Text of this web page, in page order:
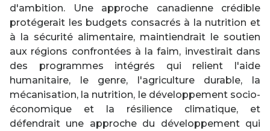
d'ambition. Une approche canadienne crédible
protégerait les budgets consacrés à la nutrition et
à la sécurité alimentaire, maintiendrait le soutien
aux régions confrontées à la faim, investirait dans
des programmes intégrés qui relient l'aide
humanitaire, le genre, l'agriculture durable, la
mécanisation, la nutrition, le développement socio-
économique et la résilience climatique, et
défendrait une approche du développement qui